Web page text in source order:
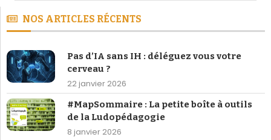
Pas d’IA sans IH : déléguez vous votre
#MapSommaire : La petite boîte à outils
8 janvier 2026
Pourquoi vos équipes dysfonctionnent ?